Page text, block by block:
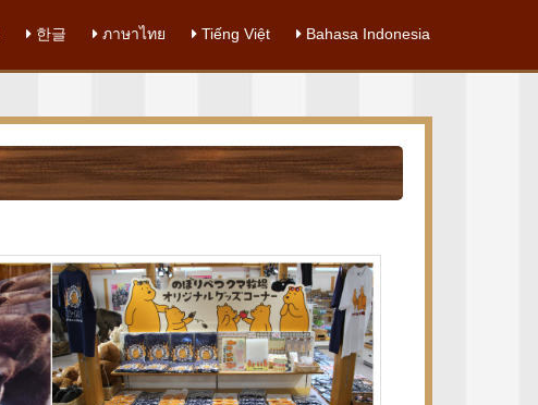
한글 ภาษาไทย Tiếng Việt Bahasa Indonesia